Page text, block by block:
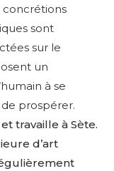
concrétions
sont
sur le
un
à se
prospérer.
travaille à Sète.
d’art